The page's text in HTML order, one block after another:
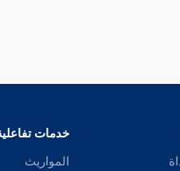
خدمات
المواريث